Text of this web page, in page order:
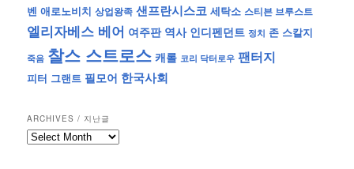
벤 애로노비치 상업왕족 샌프란시스코 세탁소 스티븐 브루스트
엘리자베스 베어 여주판 역사 인디펜던트 정치 존 스칼지
죽음 찰스 스트로스 캐롤 코리 닥터로우 팬터지
피터 그랜트 필모어 한국사회
ARCHIVES / 지난글
archives